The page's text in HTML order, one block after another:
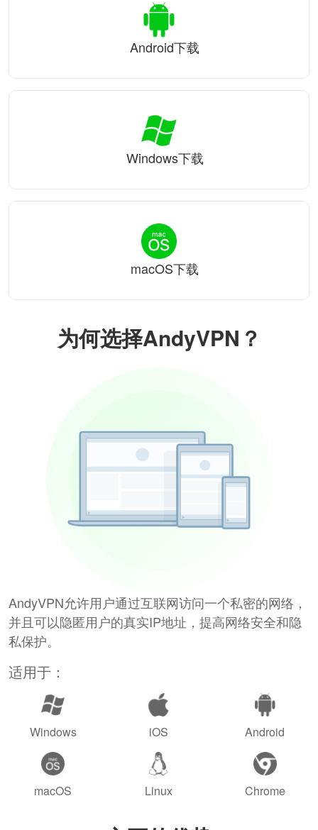
为何选择AndyVPN？
AndyVPN允许用户通过互联网访问一个私密的网络，
并且可以隐匿用户的真实IP地址，提高网络安全和隐
私保护。
适用于：
Windows iOS Android
macOS Linux Chrome
Android下载
Windows下载
macOS下载